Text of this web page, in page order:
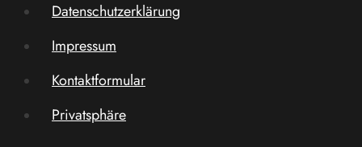
Datenschutzerklärung
Impressum
Kontaktformular
Privatsphäre